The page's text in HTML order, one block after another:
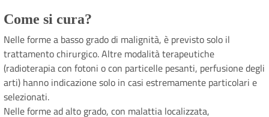
Come si cura?
Nelle forme a basso grado di malignità, è previsto solo il
trattamento chirurgico. Altre modalità terapeutiche
(radioterapia con fotoni o con particelle pesanti, perfusione degli
arti) hanno indicazione solo in casi estremamente particolari e
selezionati.
Nelle forme ad alto grado, con malattia localizzata,